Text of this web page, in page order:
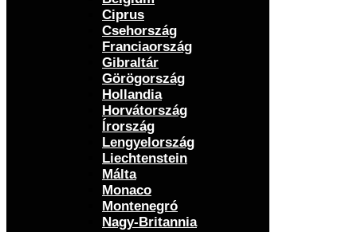
Ciprus
Csehország
Franciaország
Gibraltár
Görögország
Hollandia
Horvátország
Írország
Lengyelország
Liechtenstein
Málta
Monaco
Montenegró
Nagy-Britannia